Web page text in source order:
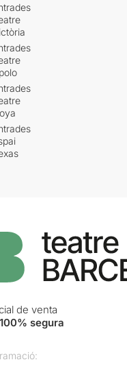
de venta
segura